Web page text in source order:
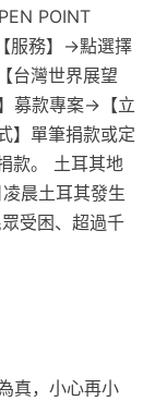
POINT
服務】→點選擇
台灣世界展望
募款專案→【立
】單筆捐款或定
款。 土耳其地
晨土耳其發生
受困、超過千
真，小心再小